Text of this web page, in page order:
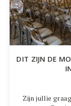
DIT ZIJN DE
Zijn jullie